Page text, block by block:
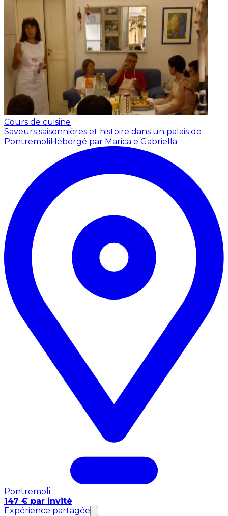
Cours de cuisine
Saveurs saisonnières et histoire dans un palais de
PontremoliHébergé par Marica e Gabriella
Pontremoli
147 € par invité
Expérience partagée